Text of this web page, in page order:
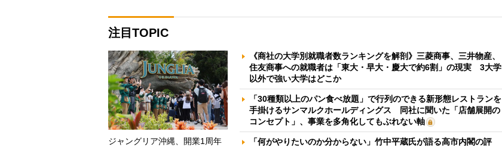
注目TOPIC
ジャングリア沖縄、開業1周年
《商社の大学別就職者数ランキングを解剖》三菱商事、三井物産、
住友商事への就職者は「東大・早大・慶大で約6割」の現実 3大学
以外で強い大学はどこか
「30種類以上のパン食べ放題」で行列のできる新形態レストランを
手掛けるサンマルクホールディングス 同社に聞いた「店舗展開の
コンセプト」、事業を多角化してもぶれない軸
「何がやりたいのか分からない」竹中平蔵氏が語る高市内閣の評